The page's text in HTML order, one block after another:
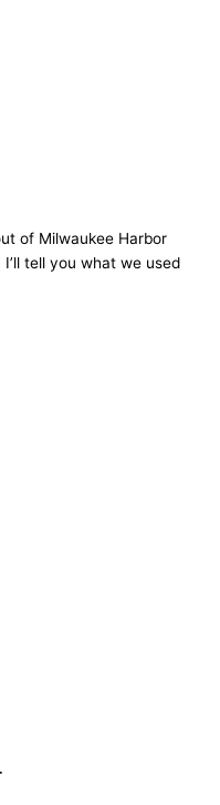
of Milwaukee Harbor
tell you what we used